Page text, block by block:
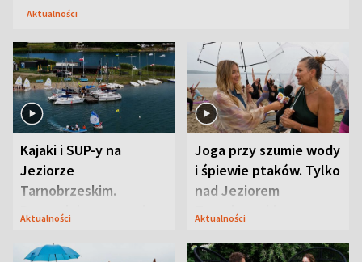
Aktualności
Kajaki i SUP-y na
Jeziorze
Tarnobrzeskim.
Przyrodnicy zwracają
Aktualności
Joga przy szumie wody
i śpiewie ptaków. Tylko
nad Jeziorem
Tarnobrzeskim
Aktualności